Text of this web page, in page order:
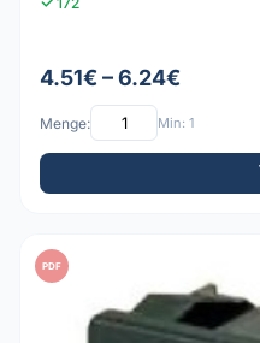
4.51€ – 6.24€
Menge: Min: 1
PDF